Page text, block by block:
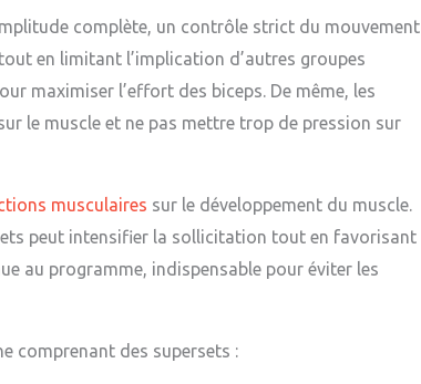
complète, un contrôle strict du mouvement
en limitant l’implication d’autres groupes
maximiser l’effort des biceps. De même, les
le muscle et ne pas mettre trop de pression sur
musculaires sur le développement du muscle.
peut intensifier la sollicitation tout en favorisant
au programme, indispensable pour éviter les
comprenant des supersets :